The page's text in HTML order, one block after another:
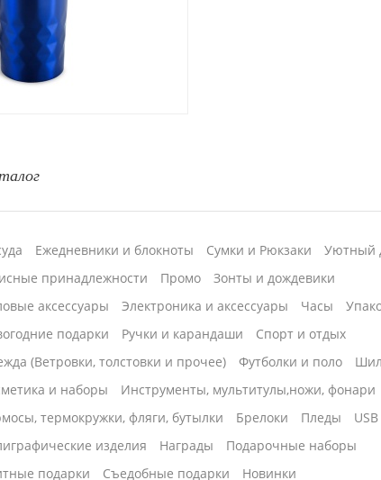
Ежедневники и блокноты Сумки и Рюкзаки
Уютный
принадлежности
Промо
Зонты и дождевики
аксессуары
Электроника и аксессуары Часы
подарки
Ручки и карандаши
Спорт и отдых
(Ветровки, толстовки и прочее)
Футболки и поло
и наборы
Инструменты, мультитулы,ножи, фонари
термокружки, фляги, бутылки
Брелоки Пледы
изделия
Награды
Подарочные наборы
подарки
Cъедобные подарки Новинки